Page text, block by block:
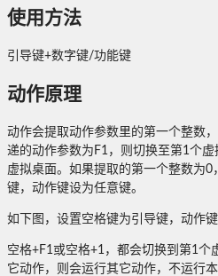
使用方法
引导键+数字键/功能键
动作原理
动作会提取动作参数里的第一个整数
递的动作参数为F1，则切换至第1个
虚拟桌面。如果提取的第一个整数为
键，动作键设为任意键。
如下图，设置空格键为引导键，动作
空格+F1或空格+1，都会切换到第1个
它动作，则会运行其它动作，不运行本